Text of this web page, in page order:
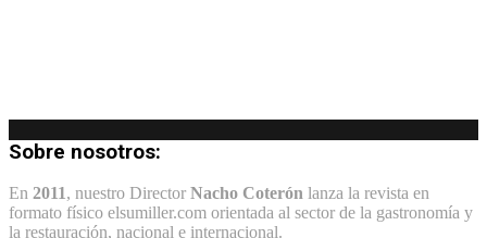
Sobre nosotros:
En 2011, nuestro Director Nacho Coterón lanza la revista en
formato físico elsumiller.com orientada al sector de la gastronomía y
la restauración, nacional e internacional.